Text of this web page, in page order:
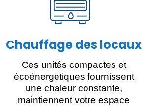
Chauffage des locaux
Ces unités compactes et
écoénergétiques fournissent
une chaleur constante,
maintiennent votre espace